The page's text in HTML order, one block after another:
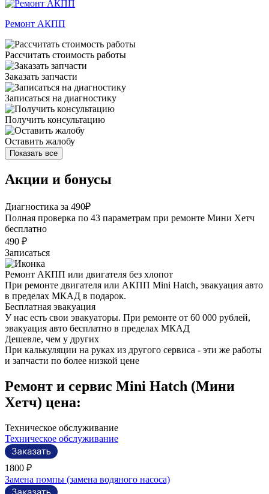
Ремонт АКПП
Рассчитать стоимость работы
Заказать запчасти
Записаться на диагностику
Получить консультацию
Оставить жалобу
Показать все
Акции и бонусы
Диагностика за 490₽
Полная проверка по 43 параметрам при ремонте Мини Хетч
бесплатно
490 ₽
Записаться
Ремонт АКПП или двигателя без хлопот
При ремонте двигателя или АКПП Mini Hatch, эвакуация авто
в пределах МКАД в подарок.
Бесплатная эвакуация
У нас есть свои эвакуаторы. При ремонте от 60 000 рублей,
эвакуация авто бесплатно в пределах МКАД
Дешевле, чем у других
При калькуляции на руках из другого сервиса - эти же работы
и запчасти по более низкой цене
Ремонт и сервис Mini Hatch (Мини
Хетч) цена:
Техническое обслуживание
Техническое обслуживание
1800 ₽
Замена помпы (замена водяного насоса)